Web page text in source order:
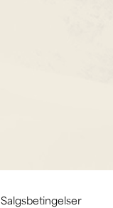
Salgsbetingelser